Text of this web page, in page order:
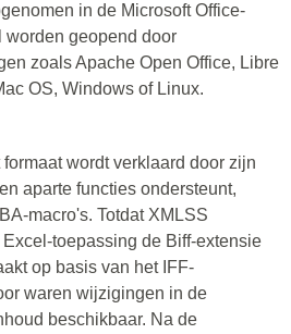
in de Microsoft Office-
worden geopend door
zoals Apache Open Office, Libre
OS, Windows of Linux.
wordt verklaard door zijn
aparte functies ondersteunt,
macro's. Totdat XMLSS
toepassing de Biff-extensie
op basis van het IFF-
waren wijzigingen in de
beschikbaar. Na de